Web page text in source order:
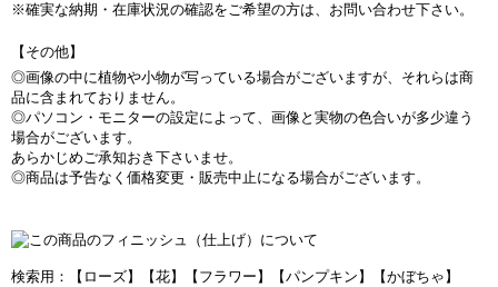
※確実な納期・在庫状況の確認をご希望の方は、お問い合わせ下さい。
【その他】
◎画像の中に植物や小物が写っている場合がございますが、それらは商
品に含まれておりません。
◎パソコン・モニターの設定によって、画像と実物の色合いが多少違う
場合がございます。
あらかじめご承知おき下さいませ。
◎商品は予告なく価格変更・販売中止になる場合がございます。
検索用：【ローズ】【花】【フラワー】【パンプキン】【かぼちゃ】